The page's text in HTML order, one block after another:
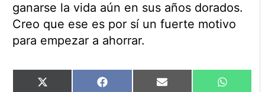
ganarse la vida aún en sus años dorados.
Creo que ese es por sí un fuerte motivo
para empezar a ahorrar.
Compartir
X Compartir
Facebook Compartir
Email